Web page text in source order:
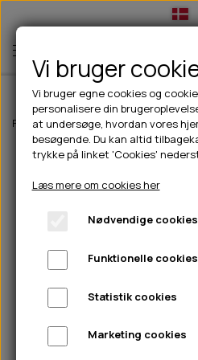
TIL
💧FODER-
🦴 GODBIDDER
🍖
🎾
TÆNDER, ØRE, ØJE,
🐾 UDSTYR &
TIL
DRIKKEFLASKER/
HUER OG
PINEWOOD
TIL KAT
TILBUD
Forside Til hunde Godbidder &
Vi bruger
Vi bruger egne cookies og
personalisere din
at undersøge, hvordan vores
besøgende. Du kan altid
trykke på linket 'Cookies'
Læs mere om cookies her
Nødvendige cookies
Funktionelle cookies
Statistik cookies
Marketing cookies